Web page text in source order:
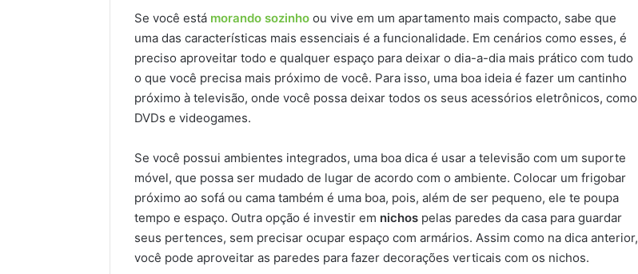
Se você está morando sozinho ou vive em um apartamento mais compacto, sabe que
uma das características mais essenciais é a funcionalidade. Em cenários como esses, é
preciso aproveitar todo e qualquer espaço para deixar o dia-a-dia mais prático com tudo
o que você precisa mais próximo de você. Para isso, uma boa ideia é fazer um cantinho
próximo à televisão, onde você possa deixar todos os seus acessórios eletrônicos, como
DVDs e videogames.
Se você possui ambientes integrados, uma boa dica é usar a televisão com um suporte
móvel, que possa ser mudado de lugar de acordo com o ambiente. Colocar um frigobar
próximo ao sofá ou cama também é uma boa, pois, além de ser pequeno, ele te poupa
tempo e espaço. Outra opção é investir em nichos pelas paredes da casa para guardar
seus pertences, sem precisar ocupar espaço com armários. Assim como na dica anterior,
você pode aproveitar as paredes para fazer decorações verticais com os nichos.